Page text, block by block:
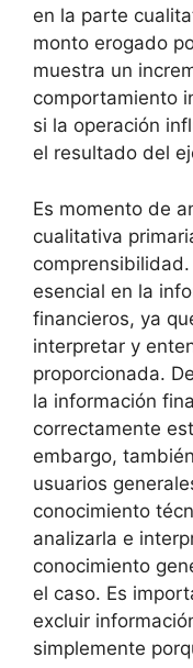
en la parte
monto erogado
muestra un
comportamiento
si la operación
el resultado del
Es momento de
cualitativa
esencial en la
financieros, ya
interpretar y
proporcionada.
la información
correctamente
embargo,
usuarios
conocimiento
analizarla e
conocimiento
el caso. Es
excluir
simplemente